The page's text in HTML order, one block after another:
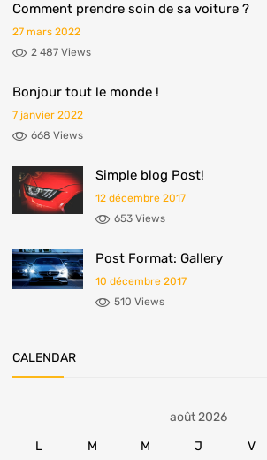
Comment prendre soin de sa voiture ?
27 mars 2022
2 487 Views
Bonjour tout le monde !
7 janvier 2022
668 Views
Simple blog Post!
12 décembre 2017
653 Views
Post Format: Gallery
10 décembre 2017
510 Views
CALENDAR
août 2026
L
M M J V